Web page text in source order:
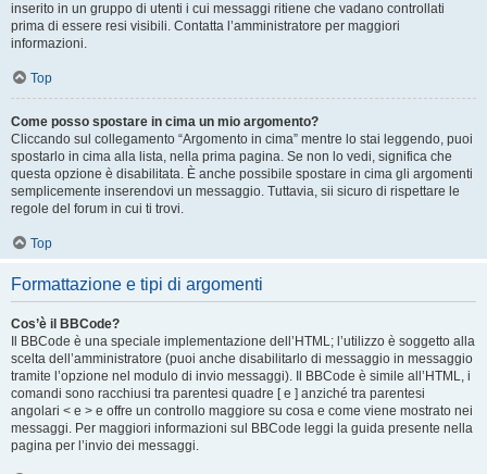
inserito in un gruppo di utenti i cui messaggi ritiene che vadano controllati
prima di essere resi visibili. Contatta l’amministratore per maggiori
informazioni.
Top
Come posso spostare in cima un mio argomento?
Cliccando sul collegamento “Argomento in cima” mentre lo stai leggendo, puoi
spostarlo in cima alla lista, nella prima pagina. Se non lo vedi, significa che
questa opzione è disabilitata. È anche possibile spostare in cima gli argomenti
semplicemente inserendovi un messaggio. Tuttavia, sii sicuro di rispettare le
regole del forum in cui ti trovi.
Top
Formattazione e tipi di argomenti
Cos’è il BBCode?
Il BBCode è una speciale implementazione dell’HTML; l’utilizzo è soggetto alla
scelta dell’amministratore (puoi anche disabilitarlo di messaggio in messaggio
tramite l’opzione nel modulo di invio messaggi). Il BBCode è simile all’HTML, i
comandi sono racchiusi tra parentesi quadre [ e ] anziché tra parentesi
angolari < e > e offre un controllo maggiore su cosa e come viene mostrato nei
messaggi. Per maggiori informazioni sul BBCode leggi la guida presente nella
pagina per l’invio dei messaggi.